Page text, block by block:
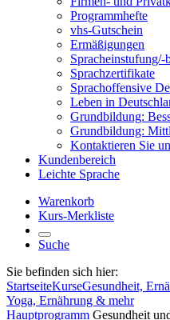
Programmhefte
vhs-Gutschein
Ermäßigungen
Spracheinstufung/-
Sprachzertifikate
Sprachoffensive
Leben in
Grundbildung:
Grundbildung:
Kontaktieren Sie
Kundenbereich
Leichte Sprache
Warenkorb
Kurs-Merkliste
Suche
Sie befinden sich hier:
StartseiteKurseGesundheit,
Yoga, Ernährung & mehr
Hauptprogramm Gesundheit